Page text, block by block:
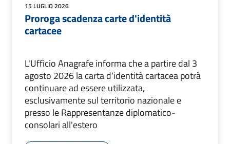
15 LUGLIO 2026
Proroga scadenza carte d'identità
cartacee
L'Ufficio Anagrafe informa che a partire dal 3
agosto 2026 la carta d'identità cartacea potrà
continuare ad essere utilizzata,
esclusivamente sul territorio nazionale e
presso le Rappresentanze diplomatico-
consolari all'estero